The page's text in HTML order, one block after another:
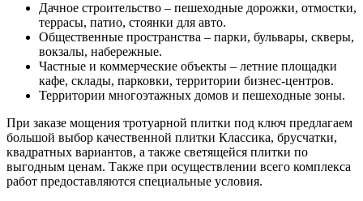
Дачное строительство – пешеходные дорожки, отмостки,
террасы, патио, стоянки для авто.
Общественные пространства – парки, бульвары, скверы,
вокзалы, набережные.
Частные и коммерческие объекты – летние площадки
кафе, склады, парковки, территории бизнес-центров.
Территории многоэтажных домов и пешеходные зоны.
При заказе мощения тротуарной плитки под ключ предлагаем
большой выбор качественной плитки Классика, брусчатки,
квадратных вариантов, а также светящейся плитки по
выгодным ценам. Также при осуществлении всего комплекса
работ предоставляются специальные условия.